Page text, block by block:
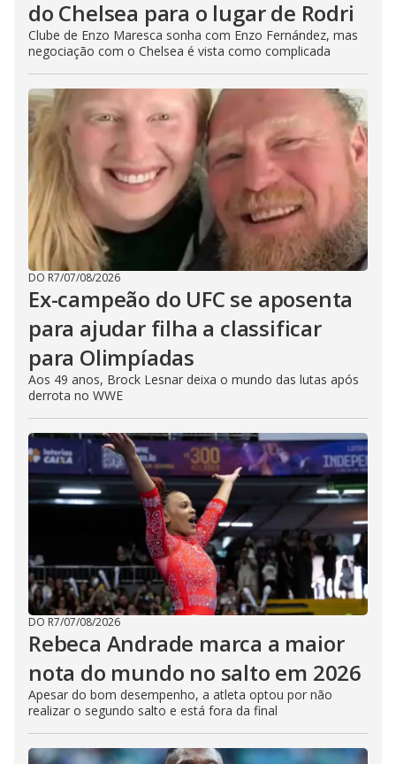
do Chelsea para o lugar de Rodri
Clube de Enzo Maresca sonha com Enzo Fernández, mas
negociação com o Chelsea é vista como complicada
DO R7/07/08/2026
Ex-campeão do UFC se aposenta
para ajudar filha a classificar
para Olimpíadas
Aos 49 anos, Brock Lesnar deixa o mundo das lutas após
derrota no WWE
DO R7/07/08/2026
Rebeca Andrade marca a maior
nota do mundo no salto em 2026
Apesar do bom desempenho, a atleta optou por não
realizar o segundo salto e está fora da final